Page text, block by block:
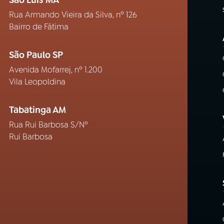
Rua Armando Vieira da Silva, nº 126
Bairro de Fátima
São Paulo SP
Avenida Mofarrej, nº 1.200
Vila Leopoldina
Tabatinga AM
Rua Rui Barbosa S/Nº
Rui Barbosa